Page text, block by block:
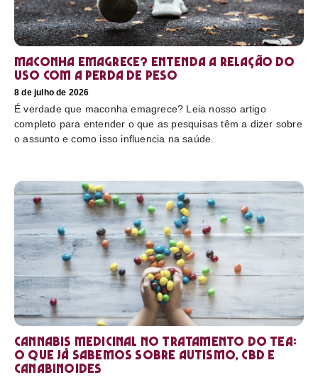
Maconha emagrece? Entenda a relação do
uso com a perda de peso
8 de julho de 2026
É verdade que maconha emagrece? Leia nosso artigo
completo para entender o que as pesquisas têm a dizer sobre
o assunto e como isso influencia na saúde.
Cannabis medicinal no tratamento do TEA:
o que já sabemos sobre autismo, CBD e
canabinoides